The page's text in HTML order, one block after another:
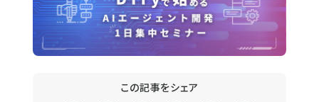
この記事をシェア